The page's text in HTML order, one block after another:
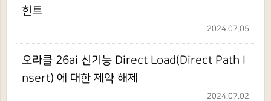
힌트
2024.07.05
오라클 26ai 신기능 Direct Load(Direct Path I
nsert) 에 대한 제약 해제
2024.07.02